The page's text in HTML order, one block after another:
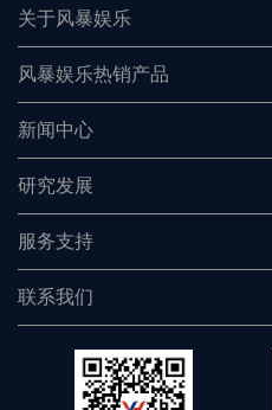
关于风暴娱乐
风暴娱乐热销产品
新闻中心
研究发展
服务支持
联系我们